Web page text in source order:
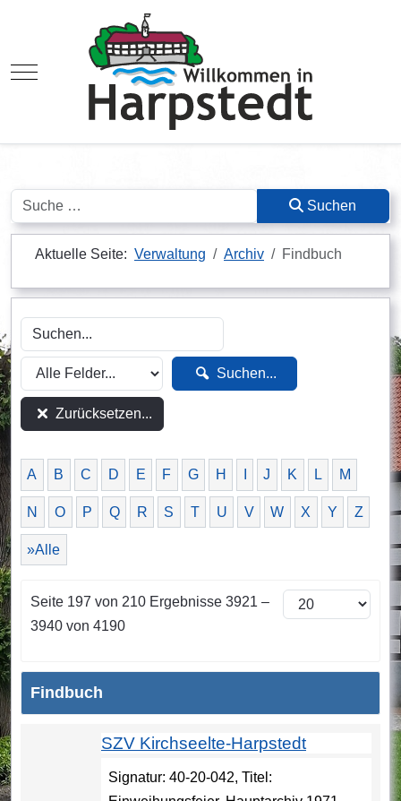
Mobile Menu Toggle
Suchen Suchen
Aktuelle Seite: Verwaltung Archiv Findbuch
Suchen...
Zurücksetzen...
A B C D E F G H J K L M
N O P Q R S T U V W X Y Z
»Alle
Seite 197 von 210 Ergebnisse 3921 –
3940 von 4190
Findbuch
SZV Kirchseelte-Harpstedt
Signatur: 40-20-042, Titel: